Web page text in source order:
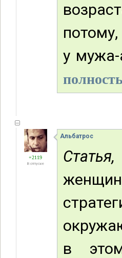
у
+2119
В отпуске
Альбатрос
Статья,
в